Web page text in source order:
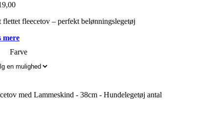
flettet fleecetov – perfekt belønningslegetøj
mere
Farve
med Lammeskind - 38cm - Hundelegetøj antal